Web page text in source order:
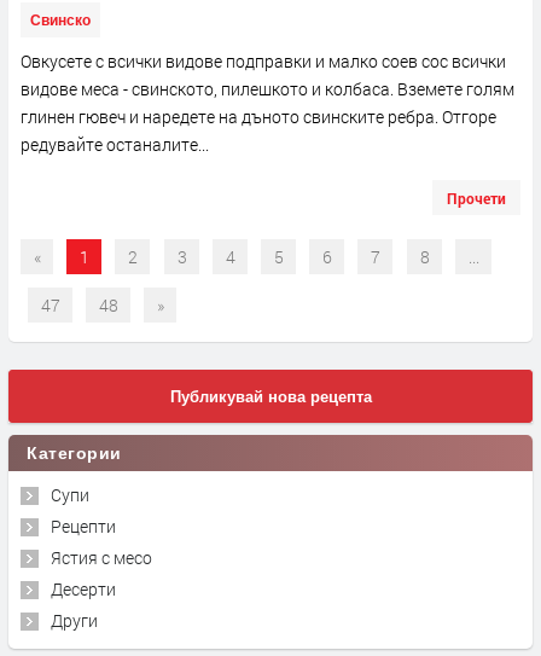
Свинско
Овкусете с всички видове подправки и малко соев сос всички
видове меса - свинското, пилешкото и колбаса. Вземете голям
глинен гювеч и наредете на дъното свинските ребра. Отгоре
редувайте останалите...
Прочети
« 1 2 3 4 5 6 7 8 ...
47 48 »
Публикувай нова рецепта
Категории
Супи
Рецепти
Ястия с месо
Десерти
Други